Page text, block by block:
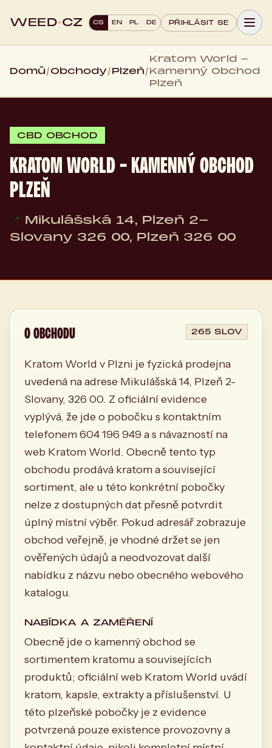
WEED·CZ CS EN PL DE PŘIHLÁSIT SE
Domů/Obchody/Plzeň/
Kratom World -
Kamenný Obchod
Plzeň
CBD OBCHOD
KRATOM WORLD - KAMENNÝ OBCHOD
PLZEŇ
📍 Mikulášská 14, Plzeň 2-
Slovany 326 00, Plzeň 326 00
O OBCHODU 265 SLOV
Kratom World v Plzni je fyzická prodejna
uvedená na adrese Mikulášská 14, Plzeň 2-
Slovany, 326 00. Z oficiální evidence
vyplývá, že jde o pobočku s kontaktním
telefonem 604 196 949 a s návazností na
web Kratom World. Obecně tento typ
obchodu prodává kratom a související
sortiment, ale u této konkrétní pobočky
nelze z dostupných dat přesně potvrdit
úplný místní výběr. Pokud adresář zobrazuje
obchod veřejně, je vhodné držet se jen
ověřených údajů a neodvozovat další
nabídku z názvu nebo obecného webového
katalogu.
NABÍDKA A ZAMĚŘENÍ
Obecně jde o kamenný obchod se
sortimentem kratomu a souvisejících
produktů; oficiální web Kratom World uvádí
kratom, kapsle, extrakty a příslušenství. U
této plzeňské pobočky je z evidence
potvrzená pouze existence provozovny a